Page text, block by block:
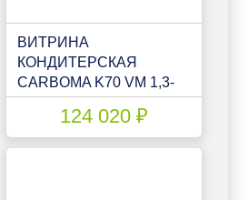
ВИТРИНА
КОНДИТЕРСКАЯ
CARBOMA K70 VM 1,3-
12 LIGHT
ПАТТЕРН(П0000007108)
124 020 ₽